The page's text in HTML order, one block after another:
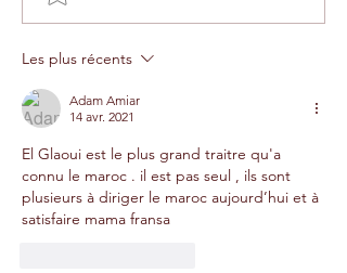
reconstruction d'Agadir
scénographie !
Les plus récents
Adam Amiar
14 avr. 2021
El Glaoui est le plus grand traitre qu'a
connu le maroc . il est pas seul , ils sont
plusieurs à diriger le maroc aujourd’hui et à
satisfaire mama fransa